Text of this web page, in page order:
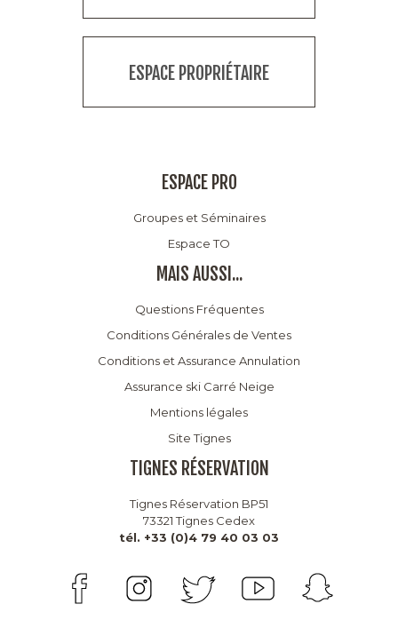
ESPACE PROPRIÉTAIRE
ESPACE PRO
Groupes et Séminaires
Espace TO
MAIS AUSSI...
Questions Fréquentes
Conditions Générales de Ventes
Conditions et Assurance Annulation
Assurance ski Carré Neige
Mentions légales
Site Tignes
TIGNES RÉSERVATION
Tignes Réservation BP51
73321 Tignes Cedex
tél. +33 (0)4 79 40 03 03